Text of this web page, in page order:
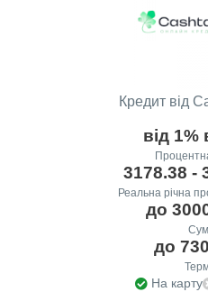
Кредит від
від 1%
3178.38 -
Реальна річна
до
до
На карту